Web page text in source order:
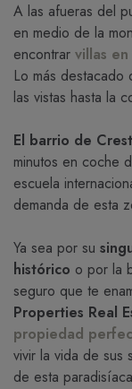
A las afueras del
en medio de la
encontrar villas
Lo más
las vistas hasta la
El barrio de
minutos en coche
escuela
demanda de esta
Ya sea por su
histórico o por la
seguro que te
Properties Real
propiedad
vivir la vida de sus
de esta